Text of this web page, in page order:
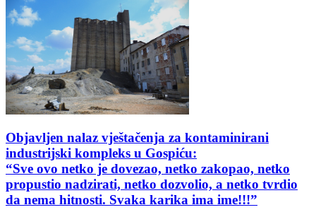
Objavljen nalaz vještačenja za kontaminirani
industrijski kompleks u Gospiću:
“Sve ovo netko je dovezao, netko zakopao, netko
propustio nadzirati, netko dozvolio, a netko tvrdio
da nema hitnosti. Svaka karika ima ime!!!”